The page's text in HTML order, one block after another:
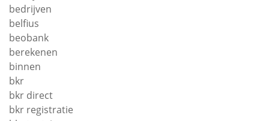
bedrijven
belfius
beobank
berekenen
binnen
bkr
bkr direct
bkr registratie